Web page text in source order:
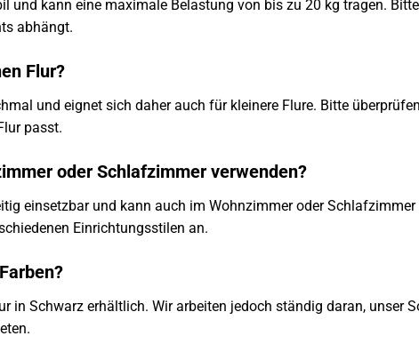
und kann eine maximale Belastung von bis zu 20 kg tragen.
abhängt.
Flur?
und eignet sich daher auch für kleinere Flure. Bitte
passt.
oder Schlafzimmer verwenden?
einsetzbar und kann auch im Wohnzimmer oder
Einrichtungsstilen an.
in Schwarz erhältlich. Wir arbeiten jedoch ständig daran, unser